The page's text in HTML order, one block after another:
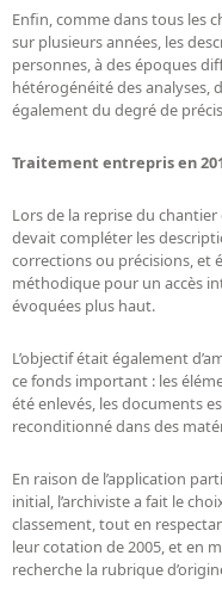
Enfin, comme dans tous les
sur plusieurs années, les
personnes, à des époques
hétérogénéité des analyses,
également du degré de
Traitement entrepris en
Lors de la reprise du chantier
devait compléter les
corrections ou précisions, et
méthodique pour un accès
évoquées plus haut.
L’objectif était également
ce fonds important : les
été enlevés, les documents
reconditionné dans des
En raison de l’application
initial, l’archiviste a fait le
classement, tout en
leur cotation de 2005, et en
recherche la rubrique